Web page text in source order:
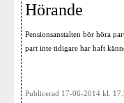
Hörande
Pensionsanstalten bör höra
part inte tidigare har haft
Publicerad 17-06-2014 kl.